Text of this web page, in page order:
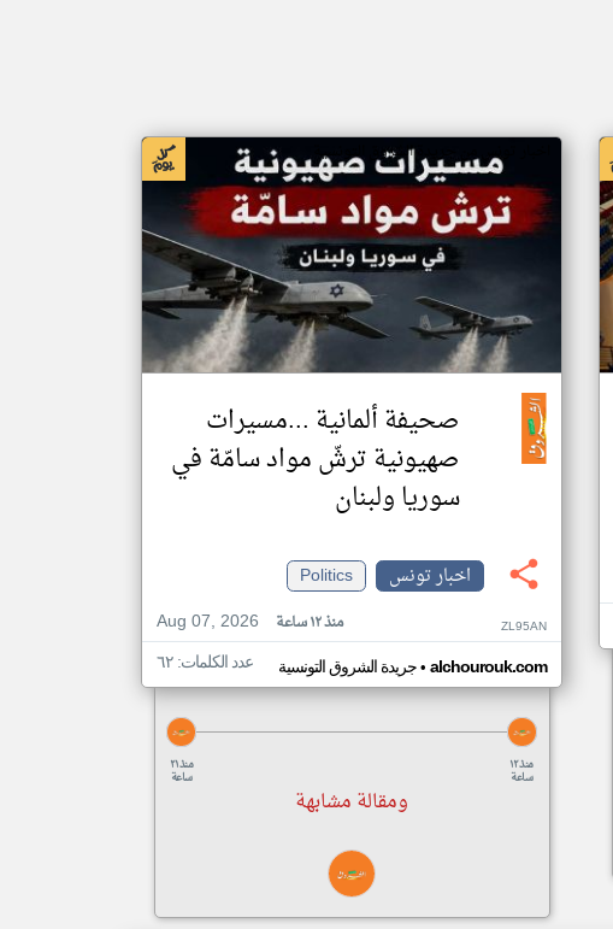
اخبار تونس من جريدة الشروق التونسية
صحيفة ألمانية ...مسيرات
صهيونية ترشّ مواد سامّة في
سوريا ولبنان
اخبار تونس
Politics
Aug 07, 2026
منذ ١٢ ساعة ZL95AN
جريدة الشروق التونسية• alchourouk.com عدد الكلمات: ٦٢
منذ ٢١
ساعة
منذ ١٢
ساعة
ومقالة مشابهة